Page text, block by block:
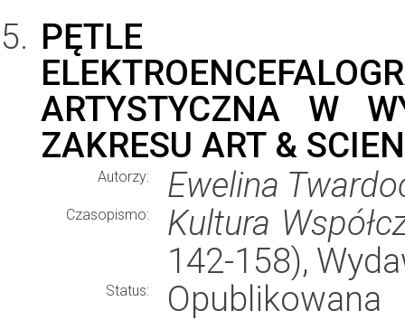
PĘTLE
ARTYSTYCZNA W
ZAKRESU ART &
Autorzy: Ewelina
Czasopismo:
Kultura
142-158),
Status:
Opublikowana